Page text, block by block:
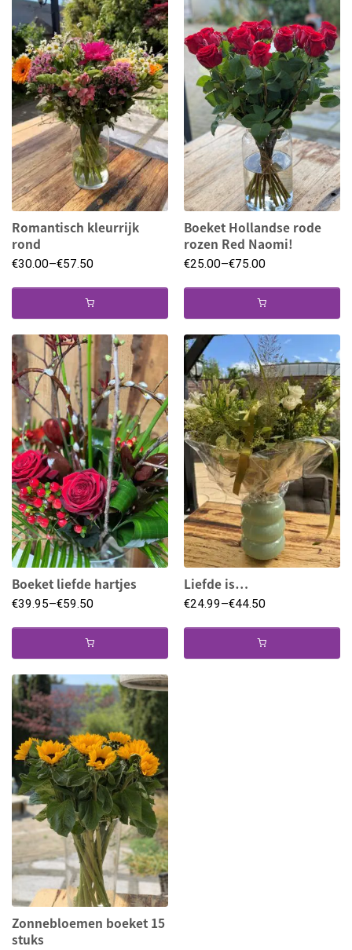
Romantisch kleurrijk
rond
€30.00–€57.50
Boeket Hollandse rode
rozen Red Naomi!
€25.00–€75.00
Boeket liefde hartjes
€39.95–€59.50
Liefde is…
€24.99–€44.50
Zonnebloemen boeket 15
stuks